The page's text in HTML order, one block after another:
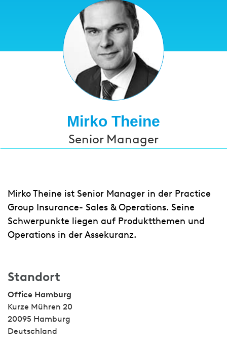
Mirko Theine
Senior Manager
Mirko Theine ist Senior Manager in der Practice
Group Insurance- Sales & Operations. Seine
Schwerpunkte liegen auf Produktthemen und
Operations in der Assekuranz.
Standort
Office Hamburg
Kurze Mühren 20
20095 Hamburg
Deutschland